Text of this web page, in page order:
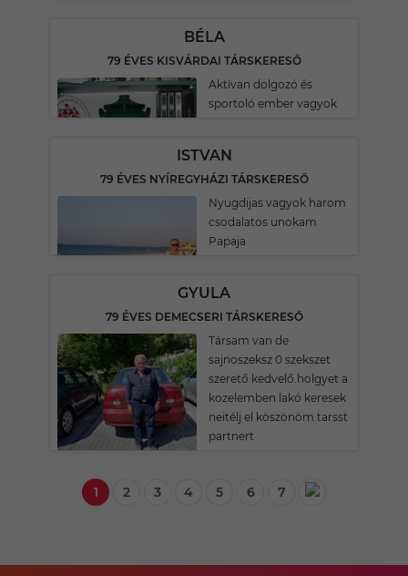
BÉLA
79 ÉVES KISVÁRDAI TÁRSKERESŐ
Aktívan dolgozó és
sportoló ember vagyok
ISTVAN
79 ÉVES NYÍREGYHÁZI TÁRSKERESŐ
Nyugdijas vagyok harom
csodalatos unokam
Papaja
GYULA
79 ÉVES DEMECSERI TÁRSKERESŐ
Társam van de
sajnoszeksz 0 szekszet
szerető kedvelő.holgyet a
kozelemben lakó keresek
neitélj el köszönöm.tarsst
partnert
1 2 3 4 5 6 7